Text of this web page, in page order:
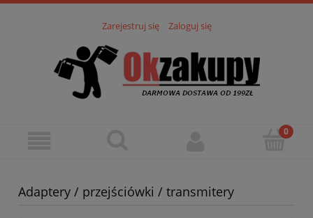
Zarejestruj się Zaloguj się
Adaptery / przejściówki / transmitery